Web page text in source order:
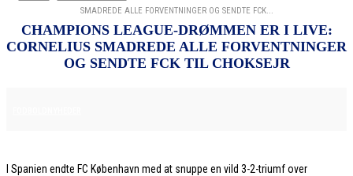
SMADREDE ALLE FORVENTNINGER OG SENDTE FCK...
CHAMPIONS LEAGUE-DRØMMEN ER I LIVE:
CORNELIUS SMADREDE ALLE FORVENTNINGER
OG SENDTE FCK TIL CHOKSEJR
I Spanien endte FC København med at snuppe en vild 3-2-triumf over